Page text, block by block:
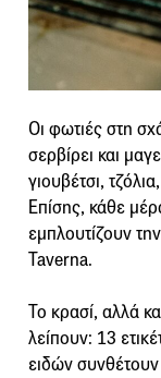
Οι φωτιές στη
σερβίρει και
γιουβέτσι,
Επίσης, κάθε
εμπλουτίζουν
Taverna.
Το κρασί, αλλά
λείπουν: 13
ειδών συνθέτουν